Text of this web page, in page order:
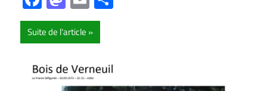
Suite de l'article